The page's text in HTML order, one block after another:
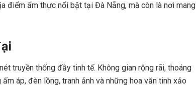
điểm ẩm thực nổi bật tại Đà Nẵng, mà còn là nơi mang
truyền thống đầy tinh tế. Không gian rộng rãi, thoáng
áp, đèn lồng, tranh ảnh và những hoa văn tinh xảo